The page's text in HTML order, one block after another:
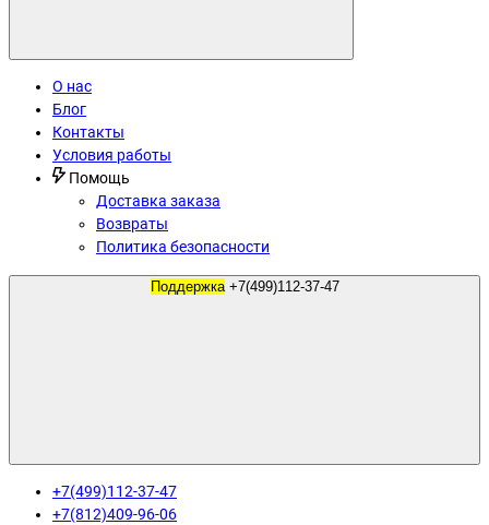
О нас
Блог
Контакты
Условия работы
Помощь
Доставка заказа
Возвраты
Политика безопасности
Поддержка +7(499)112-37-47
+7(499)112-37-47
+7(812)409-96-06